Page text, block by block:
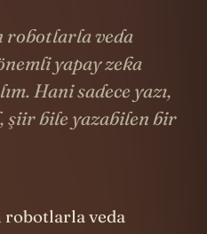
robotlarla veda
yapay zeka
Hani sadece yazı,
şiir bile yazabilen bir
robotlarla veda